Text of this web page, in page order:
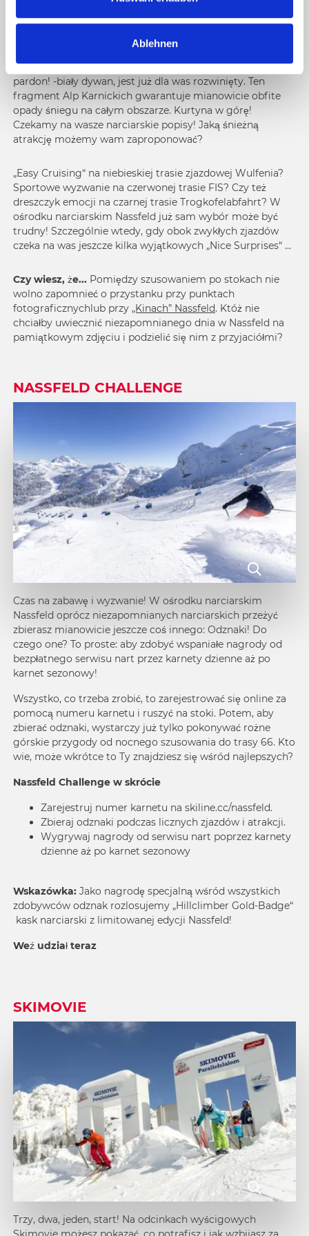
Ablehnen
110 kilometrów doskonałych tras zjazdowych, 29
wyciągów, 26 narciarskich schronisk – scena dla waszego
specjalnemu mikroklimatowi w Nassfeld czerwony, o
pardon! -biały dywan, jest już dla was rozwinięty. Ten
fragment Alp Karnickich gwarantuje mianowicie obfite
opady śniegu na całym obszarze. Kurtyna w górę!
Czekamy na wasze narciarskie popisy! Jaką śnieżną
atrakcję możemy wam zaproponować?
„Easy Cruising“ na niebieskiej trasie zjazdowej Wulfenia?
Sportowe wyzwanie na czerwonej trasie FIS? Czy też
dreszczyk emocji na czarnej trasie Trogkofelabfahrt? W
ośrodku narciarskim Nassfeld już sam wybór może być
trudny! Szczególnie wtedy, gdy obok zwykłych zjazdów
czeka na was jeszcze kilka wyjątkowych „Nice Surprises“ …
Czy wiesz, że... Pomiędzy szusowaniem po stokach nie
wolno zapomnieć o przystanku przy punktach
fotograficznychlub przy „Kinach” Nassfeld. Któż nie
chciałby uwiecznić niezapomnianego dnia w Nassfeld na
pamiątkowym zdjęciu i podzielić się nim z przyjaciółmi?
NASSFELD CHALLENGE
Czas na zabawę i wyzwanie! W ośrodku narciarskim
Nassfeld oprócz niezapomnianych narciarskich przeżyć
zbierasz mianowicie jeszcze coś innego: Odznaki! Do
czego one? To proste: aby zdobyć wspaniałe nagrody od
bezpłatnego serwisu nart przez karnety dzienne aż po
karnet sezonowy!
Wszystko, co trzeba zrobić, to zarejestrować się online za
pomocą numeru karnetu i ruszyć na stoki. Potem, aby
zbierać odznaki, wystarczy już tylko pokonywać rożne
górskie przygody od nocnego szusowania do trasy 66. Kto
wie, może wkrótce to Ty znajdziesz się wśród najlepszych?
Nassfeld Challenge w skrócie
Zarejestruj numer karnetu na skiline.cc/nassfeld.
Zbieraj odznaki podczas licznych zjazdów i atrakcji.
Wygrywaj nagrody od serwisu nart poprzez karnety
dzienne aż po karnet sezonowy
Wskazówka: Jako nagrodę specjalną wśród wszystkich
zdobywców odznak rozlosujemy „Hillclimber Gold-Badge“
kask narciarski z limitowanej edycji Nassfeld!
Weź udział teraz
SKIMOVIE
Trzy, dwa, jeden, start! Na odcinkach wyścigowych